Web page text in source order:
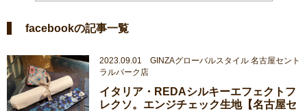
facebookの記事一覧
2023.09.01 GINZAグローバルスタイル 名古屋セント
ラルパーク店
イタリア・REDAシルキーエフェクトフ
レクソ。エンジチェック生地【名古屋セ